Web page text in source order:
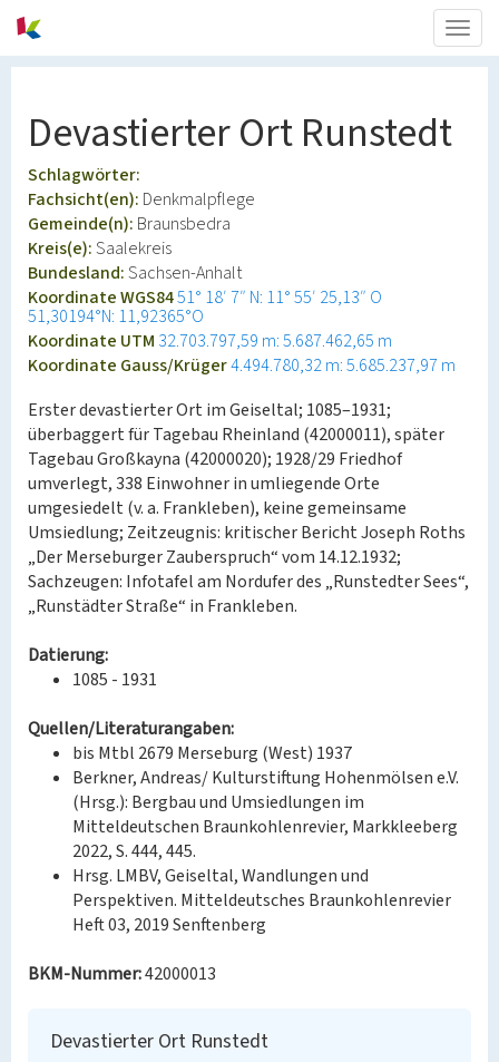
Devastierter Ort Runstedt
Schlagwörter:
Fachsicht(en): Denkmalpflege
Gemeinde(n): Braunsbedra
Kreis(e):Saalekreis
Bundesland:Sachsen-Anhalt
Koordinate WGS8451° 18′ 7″ N: 11° 55′ 25,13″ O
51,30194°N: 11,92365°O
Koordinate UTM 32.703.797,59 m: 5.687.462,65 m
Koordinate Gauss/Krüger4.494.780,32 m: 5.685.237,97 m
Erster devastierter Ort im Geiseltal; 1085–1931;
überbaggert für Tagebau Rheinland (42000011), später
Tagebau Großkayna (42000020); 1928/29 Friedhof
umverlegt, 338 Einwohner in umliegende Orte
umgesiedelt (v. a. Frankleben), keine gemeinsame
Umsiedlung; Zeitzeugnis: kritischer Bericht Joseph Roths
„Der Merseburger Zauberspruch“ vom 14.12.1932;
Sachzeugen: Infotafel am Nordufer des „Runstedter Sees“,
„Runstädter Straße“ in Frankleben.
Datierung:
1085 - 1931
Quellen/Literaturangaben:
bis Mtbl 2679 Merseburg (West) 1937
Berkner, Andreas/ Kulturstiftung Hohenmölsen e.V.
(Hrsg.): Bergbau und Umsiedlungen im
Mitteldeutschen Braunkohlenrevier, Markkleeberg
2022, S. 444, 445.
Hrsg. LMBV, Geiseltal, Wandlungen und
Perspektiven. Mitteldeutsches Braunkohlenrevier
Heft 03, 2019 Senftenberg
BKM-Nummer:42000013
Devastierter Ort Runstedt